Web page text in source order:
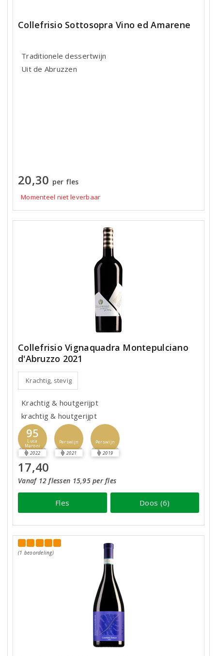
Collefrisio Sottosopra Vino ed Amarene
Traditionele dessertwijn
Uit de Abruzzen
20,30 per fles
Momenteel niet leverbaar
Collefrisio Vignaquadra Montepulciano
d'Abruzzo 2021
Krachtig, stevig
Krachtig & houtgerijpt
krachtig & houtgerijpt
95
Luca
Maroni
2022
Perswijn
2021
Perswijn
2019
17,40
Vanaf 12 flessen 15,95 per fles
Fles Doos (6)
(1 beoordeling)